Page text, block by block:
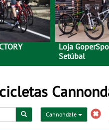
Loja
Setúbal
Cannondale